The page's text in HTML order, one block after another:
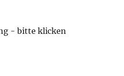
- bitte klicken